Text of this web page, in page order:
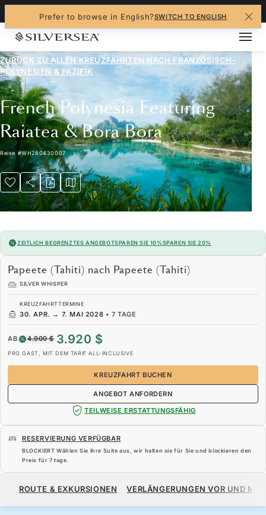
Prefer to browse in English?SWITCH TO ENGLISH
ZURÜCK ZU ALLEN KREUZFAHRTEN NACH FRANZÖSISCH-
POLYNESIEN & PAZIFIK
French Polynesia Featuring
Raiatea & Bora Bora
Reise #WH280430007
ZEITLICH BEGRENZTES ANGEBOTSPAREN SIE 10%SPAREN SIE 20%
Papeete (Tahiti) nach Papeete (Tahiti)
SILVER WHISPER
KREUZFAHRTTERMINE
30. APR. → 7. MAI 2028 •7 TAGE
AB 4.900 $ 3.920 $
PRO GAST, MIT DEM TARIF ALL-INCLUSIVE
KREUZFAHRT BUCHEN
ANGEBOT ANFORDERN
TEILWEISE ERSTATTUNGSFÄHIG
RESERVIERUNG VERFÜGBAR
BLOCKIERT Wählen Sie Ihre Suite aus, wir halten sie für Sie und blockieren den
Preis für 7 tage.
3.920 $
ROUTE & EXKURSIONEN VERLÄNGERUNGEN VOR UND